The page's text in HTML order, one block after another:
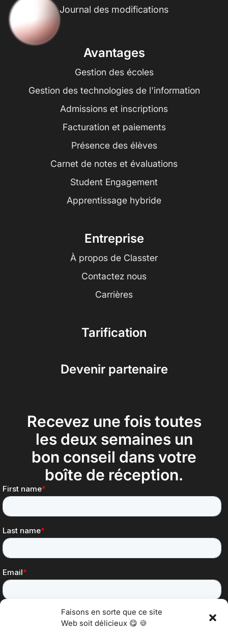
Faisons en sorte que ce site
Web soit délicieux 😋 🍪
Journal des modifications
Avantages
Gestion des écoles
Gestion des technologies de l'information
Admissions et inscriptions
Facturation et paiements
Présence des élèves
Carnet de notes et évaluations
Student Engagement
Apprentissage hybride
Entreprise
À propos de Classter
Contactez nous
Carrières
Tarification
Devenir partenaire
Recevez une fois toutes
les deux semaines un
bon conseil dans votre
boîte de réception.